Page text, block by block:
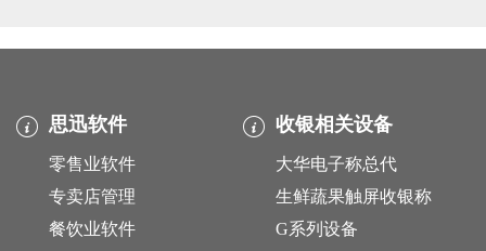
思迅软件
零售业软件
专卖店管理
餐饮业软件
收银相关设备
大华电子称总代
生鲜蔬果触屏收银称
G系列设备